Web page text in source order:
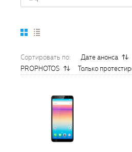
Сортировать по: Дате анонса
PROPHOTOS
Только